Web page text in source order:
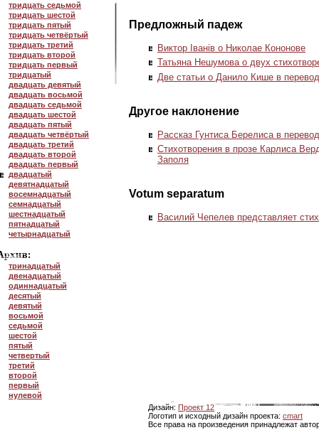
тридцать седьмой
тридцать шестой
тридцать пятый
тридцать четвёртый
тридцать третий
тридцать второй
тридцать первый
тридцатый
двадцать девятый
двадцать восьмой
двадцать седьмой
двадцать шестой
двадцать пятый
двадцать четвёртый
двадцать третий
двадцать второй
двадцать первый
двадцатый
девятнадцатый
восемнадцатый
семнадцатый
шестнадцатый
пятнадцатый
четырнадцатый
тринадцатый
двенадцатый
одиннадцатый
десятый
девятый
восьмой
седьмой
шестой
пятый
четвертый
третий
второй
первый
нулевой
Предложный падеж
Виктор Iванiв о Николае Кононове
Татьяна Нешумова о двух
Две статьи о Данило Кише в
Другое наклонение
Рассказ Гунтиса Берелиса в
Стихотворения в прозе Карлиса
Заполя
Votum separatum
Василий Чепелев представляет
Дизайн: Проект 12
Логотип и исходный дизайн проекта: cmart
Все права на произведения принадлежат